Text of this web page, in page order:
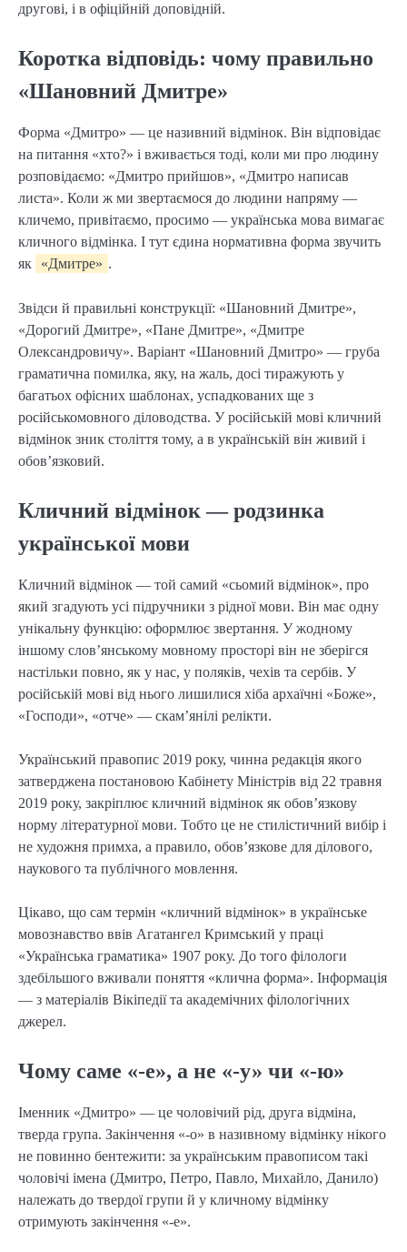
другові, і в офіційній доповідній.
Коротка відповідь: чому правильно
«Шановний Дмитре»
Форма «Дмитро» — це називний відмінок. Він відповідає
на питання «хто?» і вживається тоді, коли ми про людину
розповідаємо: «Дмитро прийшов», «Дмитро написав
листа». Коли ж ми звертаємося до людини напряму —
кличемо, привітаємо, просимо — українська мова вимагає
кличного відмінка. І тут єдина нормативна форма звучить
як
«Дмитре» .
Звідси й правильні конструкції: «Шановний Дмитре»,
«Дорогий Дмитре», «Пане Дмитре», «Дмитре
Олександровичу». Варіант «Шановний Дмитро» — груба
граматична помилка, яку, на жаль, досі тиражують у
багатьох офісних шаблонах, успадкованих ще з
російськомовного діловодства. У російській мові кличний
відмінок зник століття тому, а в українській він живий і
обов’язковий.
Кличний відмінок — родзинка
української мови
Кличний відмінок — той самий «сьомий відмінок», про
який згадують усі підручники з рідної мови. Він має одну
унікальну функцію: оформлює звертання. У жодному
іншому слов’янському мовному просторі він не зберігся
настільки повно, як у нас, у поляків, чехів та сербів. У
російській мові від нього лишилися хіба архаїчні «Боже»,
«Господи», «отче» — скам’янілі релікти.
Український правопис 2019 року, чинна редакція якого
затверджена постановою Кабінету Міністрів від 22 травня
2019 року, закріплює кличний відмінок як обов’язкову
норму літературної мови. Тобто це не стилістичний вибір і
не художня примха, а правило, обов’язкове для ділового,
наукового та публічного мовлення.
Цікаво, що сам термін «кличний відмінок» в українське
мовознавство ввів Агатангел Кримський у праці
«Українська граматика» 1907 року. До того філологи
здебільшого вживали поняття «клична форма». Інформація
— з матеріалів Вікіпедії та академічних філологічних
джерел.
Чому саме «-е», а не «-у» чи «-ю»
Іменник «Дмитро» — це чоловічий рід, друга відміна,
тверда група. Закінчення «-о» в називному відмінку нікого
не повинно бентежити: за українським правописом такі
чоловічі імена (Дмитро, Петро, Павло, Михайло, Данило)
належать до твердої групи й у кличному відмінку
отримують закінчення «-е».